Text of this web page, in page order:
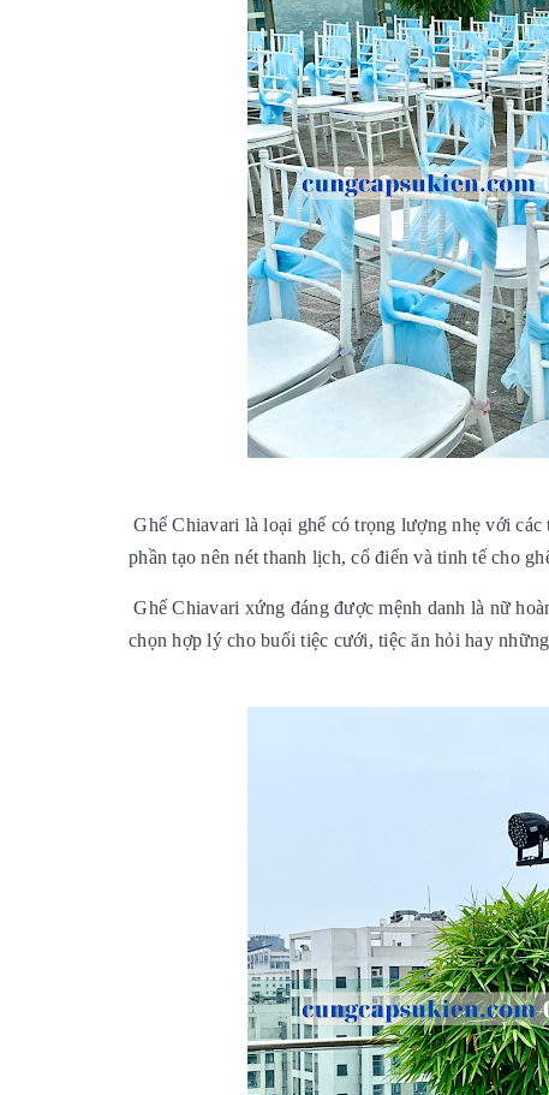
Ghế Chiavari là loại ghế có trọng lượng nhẹ với
phần tạo nên nét thanh lịch, cổ điển và tinh tế cho
Ghế Chiavari xứng đáng được mệnh danh là nữ
chọn hợp lý cho buổi tiệc cưới, tiệc ăn hỏi hay